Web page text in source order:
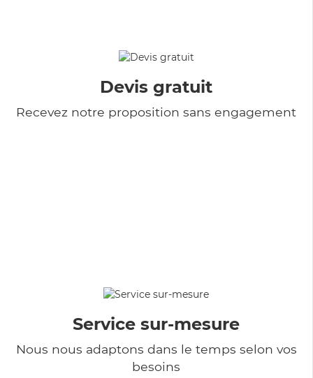
Devis gratuit
Recevez notre proposition sans engagement
Service sur-mesure
Nous nous adaptons dans le temps selon vos
besoins